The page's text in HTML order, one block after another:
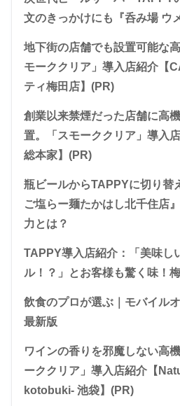
文のきっかけにも『呑み場 ウ
地下街の店舗でも設置可能な
モーククリア」導入店紹介【
ティ梅田店】(PR)
創業以来禁煙だった店舗に高
置。「スモーククリア」導入
総本家】(PR)
瓶ビールからTAPPYに切り替
ご塩らー麺たかはし北千住店
力とは？
TAPPY導入店紹介：「美味し
ル！？」とお客様も驚く味！
飲食のプロが選ぶ｜モバイル
最新版
ワインの香りを邪魔しない高
ーククリア」導入店紹介【
kotobuki- 池袋】(PR)